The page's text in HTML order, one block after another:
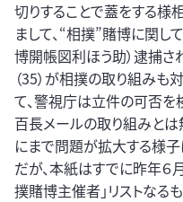
切りすることで蓋をする様
まして、“相撲”賭博に関し
博開帳図利ほう助）逮捕
（35）が相撲の取り組み
て、警視庁は立件の可否を
百長メールの取り組みと
にまで問題が拡大する様子
だが、本紙はすでに昨年６
撲賭博主催者」リストなる